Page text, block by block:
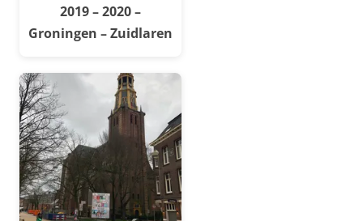
2019 – 2020 –
Groningen – Zuidlaren